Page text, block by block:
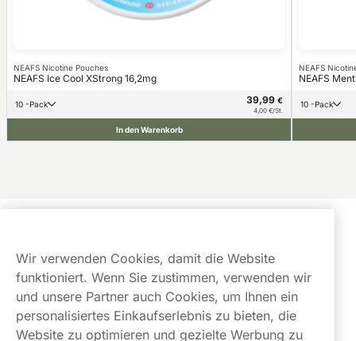
NEAFS Nicotine Pouches
NEAFS Ice Cool XStrong 16,2mg
10 -Pack 39,99 €
4,00 €/St.
In den Warenkorb
NEAFS
NEAFS
10 -Pack
Links
Über uns
Wir verwenden Cookies, damit die Website
funktioniert. Wenn Sie zustimmen, verwenden wir
und unsere Partner auch Cookies, um Ihnen ein
personalisiertes Einkaufserlebnis zu bieten, die
Website zu optimieren und gezielte Werbung zu